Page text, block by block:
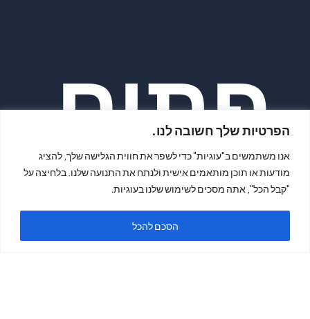
הפרטיות שלך חשובה לנו.
אנו משתמשים ב"עוגיות" כדי לשפר את חווית הגלישה שלך, להציג
מודעות או תוכן מותאמים אישית ולנתח את התנועה שלנו. בלחיצה על
"קבל הכל", אתה מסכים לשימוש שלנו בעוגיות.
הסכם להכל
פתיח
ה